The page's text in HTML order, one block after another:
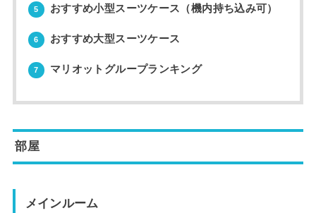
5 おすすめ小型スーツケース（機内持ち込み可）
6 おすすめ大型スーツケース
7 マリオットグループランキング
部屋
メインルーム